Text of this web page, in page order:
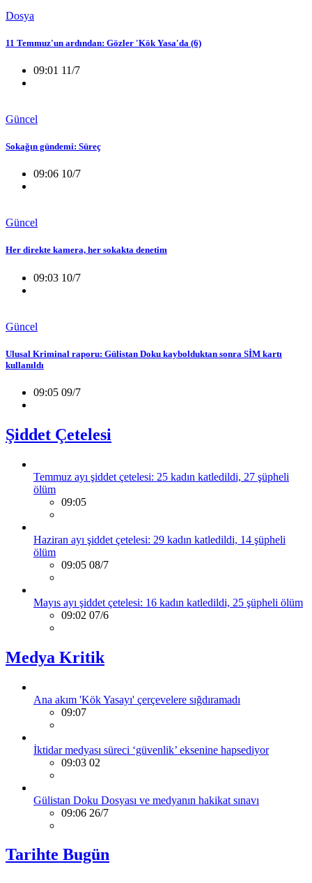
Dosya
11 Temmuz'un ardından: Gözler 'Kök Yasa'da (6)
09:01 11/7
Güncel
Sokağın gündemi: Süreç
09:06 10/7
Güncel
Her direkte kamera, her sokakta denetim
09:03 10/7
Güncel
Ulusal Kriminal raporu: Gülistan Doku kaybolduktan sonra SİM kartı
kullanıldı
09:05 09/7
Şiddet Çetelesi
Temmuz ayı şiddet çetelesi: 25 kadın katledildi, 27 şüpheli
ölüm
09:05
Haziran ayı şiddet çetelesi: 29 kadın katledildi, 14 şüpheli
ölüm
09:05 08/7
Mayıs ayı şiddet çetelesi: 16 kadın katledildi, 25 şüpheli ölüm
09:02 07/6
Medya Kritik
Ana akım 'Kök Yasayı' çerçevelere sığdıramadı
09:07
İktidar medyası süreci ‘güvenlik’ eksenine hapsediyor
09:03 02
Gülistan Doku Dosyası ve medyanın hakikat sınavı
09:06 26/7
Tarihte Bugün